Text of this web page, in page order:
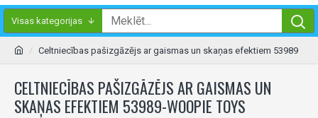
Visas kategorijas
Celtniecības pašizgāzējs ar gaismas un skaņas efektiem 53989
CELTNIECĪBAS PAŠIZGĀZĒJS AR GAISMAS UN
SKAŅAS EFEKTIEM 53989-WOOPIE TOYS